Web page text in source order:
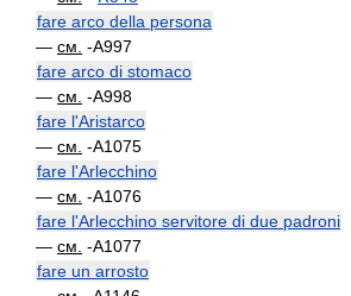
fare arco della persona
— см. -A997
fare arco di stomaco
— см. -A998
fare l'Aristarco
— см. -A1075
fare l'Arlecchino
— см. -A1076
fare l'Arlecchino servitore di due padroni
— см. -A1077
fare un arrosto